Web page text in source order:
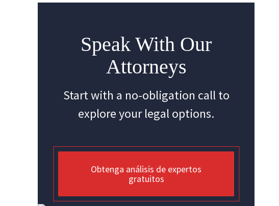
Speak With Our
Attorneys
Start with a no-obligation call to
explore your legal options.
Obtenga análisis de expertos
gratuitos